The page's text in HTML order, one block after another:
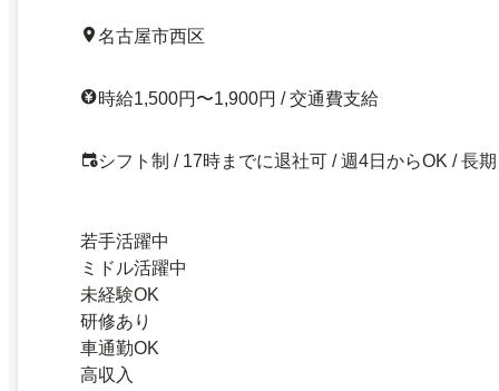
名古屋市西区
時給1,500円〜1,900円 / 交通費支給
シフト制 / 17時までに退社可 / 週4日からOK / 長期
若手活躍中
ミドル活躍中
未経験OK
研修あり
車通勤OK
高収入